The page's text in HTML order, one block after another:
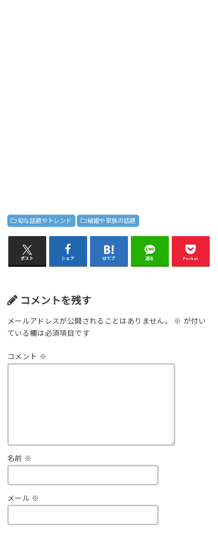
旬な話題やトレンド 結婚や家族の話題
ポスト シェア はてブ 送る Pocket
コメントを残す
メールアドレスが公開されることはありません。 ※ が付い
ている欄は必須項目です
コメント ※
名前 ※
メール ※